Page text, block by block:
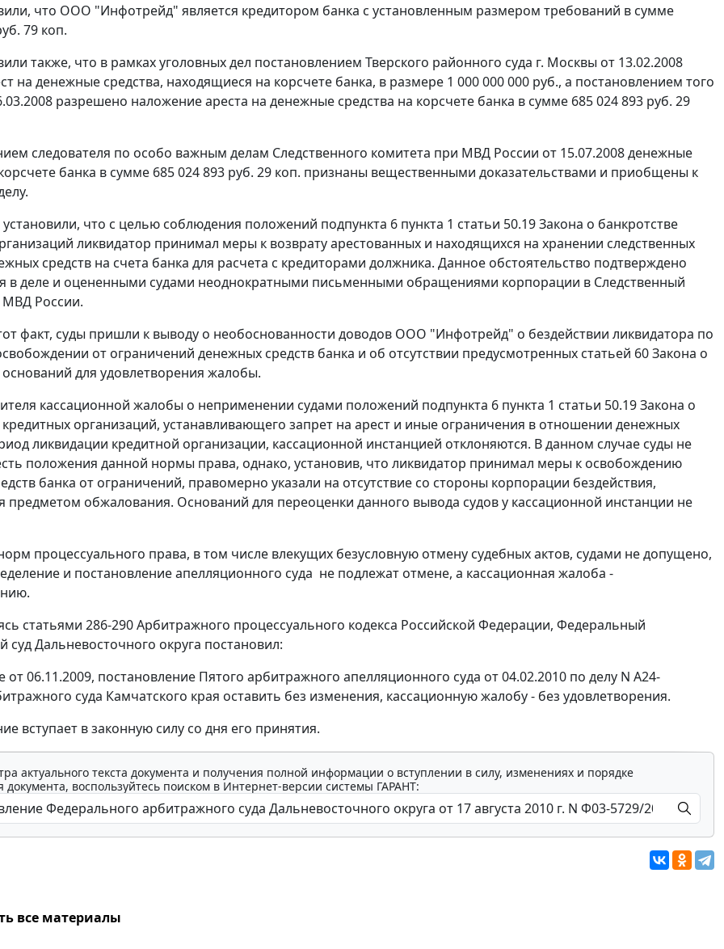
что ООО "Инфотрейд" является кредитором банка с установленным размером требований в сумме
79 коп.
также, что в рамках уголовных дел постановлением Тверского районного суда г. Москвы от 13.02.2008
на денежные средства, находящиеся на корсчете банка, в размере 1 000 000 000 руб., а постановлением того
разрешено наложение ареста на денежные средства на корсчете банка в сумме 685 024 893 руб. 29
следователя по особо важным делам Следственного комитета при МВД России от 15.07.2008 денежные
банка в сумме 685 024 893 руб. 29 коп. признаны вещественными доказательствами и приобщены к
что с целью соблюдения положений подпункта 6 пункта 1 статьи 50.19Закона о банкротстве
ликвидатор принимал меры к возврату арестованных и находящихся на хранении следственных
средств на счета банка для расчета с кредиторами должника. Данное обстоятельство подтверждено
деле и оцененными судами неоднократными письменными обращениями корпорации в Следственный
МВД России.
факт, суды пришли к выводу о необоснованности доводов ООО "Инфотрейд" о бездействии ликвидатора по
от ограничений денежных средств банка и об отсутствии предусмотренных статьей 60 Закона о
оснований для удовлетворения жалобы.
кассационной жалобы о неприменении судами положений подпункта 6 пункта 1 статьи 50.19Закона о
кредитных организаций, устанавливающего запрет на арест и иные ограничения в отношении денежных
ликвидации кредитной организации, кассационной инстанцией отклоняются. В данном случае суды не
положения данной нормы права, однако, установив, что ликвидатор принимал меры к освобождению
банка от ограничений, правомерно указали на отсутствие со стороны корпорации бездействия,
предметом обжалования. Оснований для переоценки данного вывода судов у кассационной инстанции не
процессуального права, в том числе влекущих безусловную отмену судебных актов, судами не допущено,
и постановление апелляционного суда не подлежат отмене, а кассационная жалоба -
статьями 286-290Арбитражного процессуального кодекса Российской Федерации, Федеральный
суд Дальневосточного округа постановил:
06.11.2009, постановление Пятого арбитражного апелляционного суда от 04.02.2010 по делу N А24-
суда Камчатского края оставить без изменения, кассационную жалобу - без удовлетворения.
вступает в законную силу со дня его принятия.
актуального текста документа и получения полной информации о вступлении в силу, изменениях и порядке
воспользуйтесь поиском в Интернет-версии системы ГАРАНТ:
все материалы